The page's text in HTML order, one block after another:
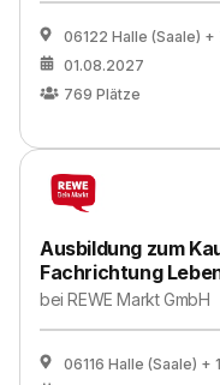
06122 Halle (Saale) +
01.08.2027
769 Plätze
Ausbildung zum
Fachrichtung
beiREWE Markt GmbH
06116 Halle (Saale) +